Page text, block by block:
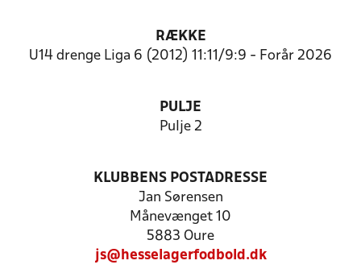
RÆKKE
U14 drenge Liga 6 (2012) 11:11/9:9 - Forår 2026
PULJE
Pulje 2
KLUBBENS POSTADRESSE
Jan Sørensen
Månevænget 10
5883 Oure
js@hesselagerfodbold.dk